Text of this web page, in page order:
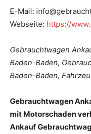
E-Mail:
Webseite: https://
Gebrauchtwagen
Baden-Baden,
Baden-Baden,
Gebrauchtwagen
mit Motorschaden
Ankauf